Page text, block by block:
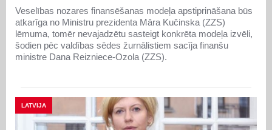
Veselības nozares finansēšanas modeļa apstiprināšana būs
atkarīga no Ministru prezidenta Māra Kučinska (ZZS)
lēmuma, tomēr nevajadzētu sasteigt konkrēta modeļa izvēli,
šodien pēc valdības sēdes žurnālistiem sacīja finanšu
ministre Dana Reizniece-Ozola (ZZS).
LATVIJA